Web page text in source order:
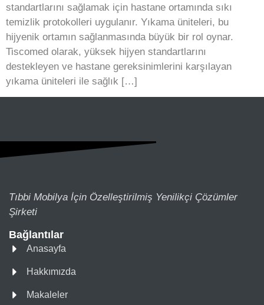
standartlarını sağlamak için hastane ortamında sıkı
temizlik protokolleri uygulanır. Yıkama üniteleri, bu
hijyenik ortamın sağlanmasında büyük bir rol oynar.
Tiscomed olarak, yüksek hijyen standartlarını
destekleyen ve hastane gereksinimlerini karşılayan
yıkama üniteleri ile sağlık […]
Tıbbi Mobilya İçin Özelleştirilmiş Yenilikçi Çözümler
Şirketi
Bağlantılar
Anasayfa
Hakkımızda
Makaleler